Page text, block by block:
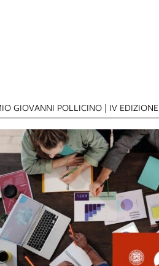
GIOVANNI POLLICINO | IV EDIZIONE